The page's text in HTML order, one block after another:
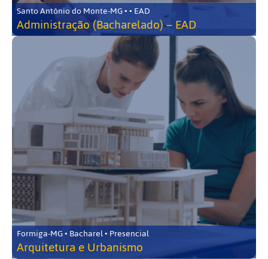
Santo Antônio do Monte-MG • • EAD
Administração (Bacharelado) – EAD
Formiga-MG • Bacharel • Presencial
Arquitetura e Urbanismo